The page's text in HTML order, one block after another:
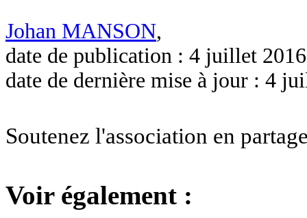
Johan MANSON,
date de publication : 4 juillet
date de dernière mise à jour : 4
Soutenez l'association en
Voir également :